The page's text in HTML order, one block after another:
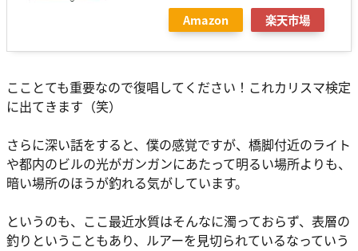
Amazon 楽天市場
こことても重要なので復唱してください！これカリスマ検定
に出てきます（笑）
さらに深い話をすると、僕の感覚ですが、橋脚付近のライト
や都内のビルの光がガンガンにあたって明るい場所よりも、
暗い場所のほうが釣れる気がしています。
というのも、ここ最近水質はそんなに濁っておらず、表層の
釣りということもあり、ルアーを見切られているなっていう